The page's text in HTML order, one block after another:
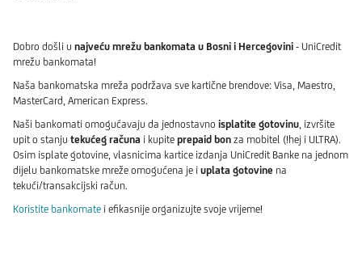
Dobro došli u najveću mrežu bankomata u Bosni i Hercegovini - UniCredit
mrežu bankomata!
Naša bankomatska mreža podržava sve kartične brendove: Visa, Maestro,
MasterCard, American Express.
Naši bankomati omogućavaju da jednostavno isplatite gotovinu, izvršite
upit o stanju tekućeg računa i kupite prepaid bon za mobitel (!hej i ULTRA).
Osim isplate gotovine, vlasnicima kartice izdanja UniCredit Banke na jednom
dijelu bankomatske mreže omogućena je i uplata gotovine na
tekući/transakcijski račun.
Koristite bankomate i efikasnije organizujte svoje vrijeme!